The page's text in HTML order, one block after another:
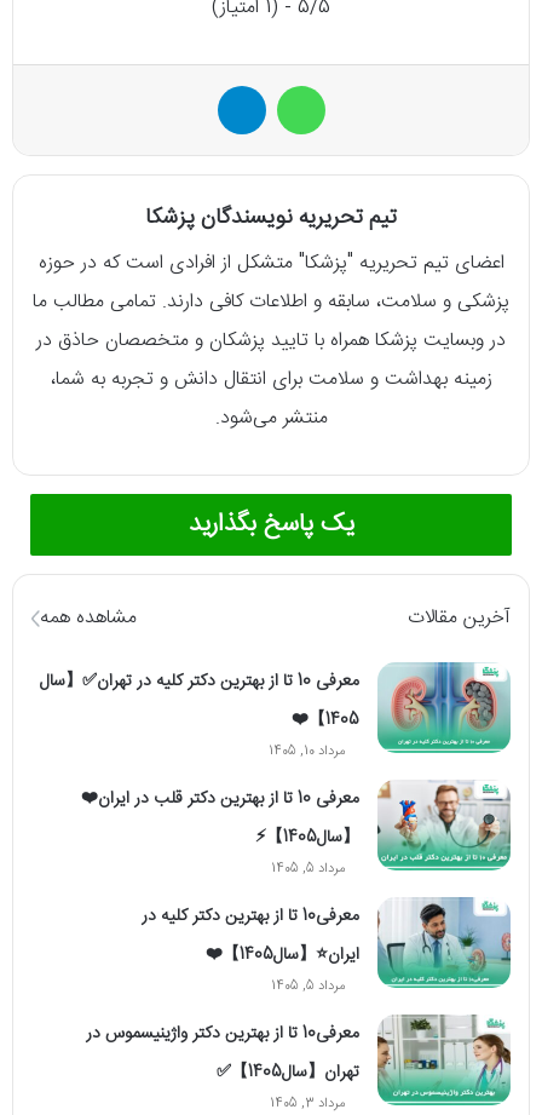
5/5 - (1 امتیاز)
واتس آپ
تیم تحریریه نویسندگان پزشکا
اعضای تیم تحریریه "پزشکا" متشکل از افرادی است که در حوزه
پزشکی و سلامت، سابقه و اطلاعات کافی دارند. تمامی مطالب ما
در وبسایت پزشکا همراه با تایید پزشکان و متخصصان حاذق در
زمینه بهداشت و سلامت برای انتقال دانش و تجربه به شما،
منتشر می‌شود.
یک پاسخ بگذارید
آخرین مقالات مشاهده همه
معرفی 10 تا از بهترین دکتر کلیه در تهران✅【سال
1405】❤️
مرداد 10, 1405
معرفی 10 تا از بهترین دکتر قلب در ایران❤️
【سال1405】⚡️
مرداد 5, 1405
معرفی10 تا از بهترین دکتر کلیه در
ایران⭐【سال1405】❤️
مرداد 5, 1405
معرفی10 تا از بهترین دکتر واژینیسموس در
تهران【سال1405】✅
مرداد 3, 1405